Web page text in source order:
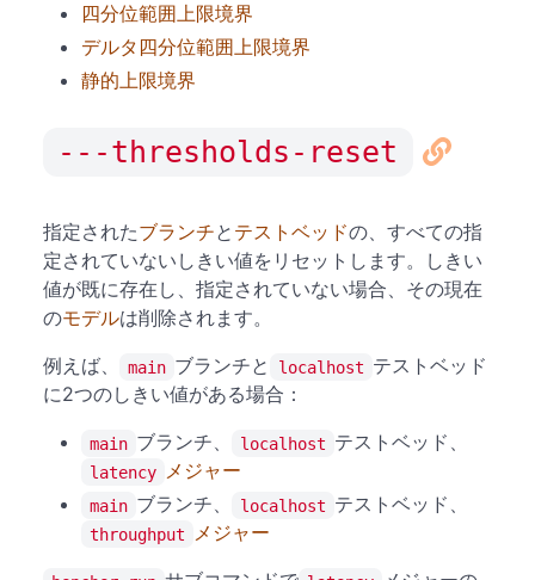
四分位範囲上限境界
デルタ四分位範囲上限境界
静的上限境界
---thresholds-reset
指定されたブランチと テストベッドの、すべての指
定されていないしきい値をリセットします。しきい
値が既に存在し、指定されていない場合、その現在
のモデルは削除されます。
例えば、
main ブランチと localhost テストベッド
に2つのしきい値がある場合：
main ブランチ、 localhost テストベッド、
latency メジャー
main ブランチ、 localhost テストベッド、
throughput メジャー